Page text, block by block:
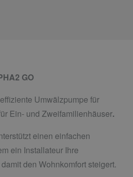
GO
Umwälzpumpe für
Ein- und Zweifamilienhäuser.
einen einfachen
ein Installateur Ihre
den Wohnkomfort steigert.